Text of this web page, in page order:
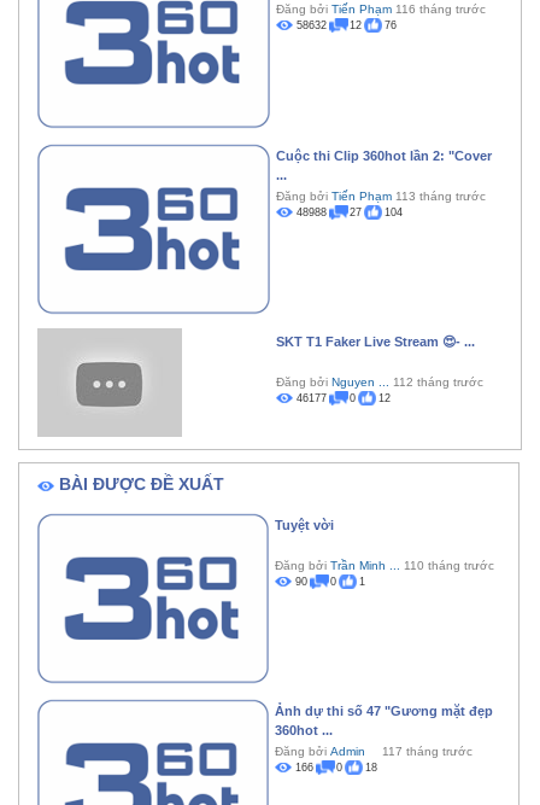
Đăng bởi Tiến Phạm 116 tháng trước
58632 12 76
Cuộc thi Clip 360hot lần 2: "Cover
...
Đăng bởi Tiến Phạm 113 tháng trước
48988 27 104
SKT T1 Faker Live Stream 😍- ...
Đăng bởi Nguyen ... 112 tháng trước
46177 0 12
BÀI ĐƯỢC ĐỀ XUẤT
Tuyệt vời
Đăng bởi Trần Minh ... 110 tháng trước
90 0 1
Ảnh dự thi số 47 "Gương mặt đẹp
360hot ...
Đăng bởi Admin 117 tháng trước
166 0 18